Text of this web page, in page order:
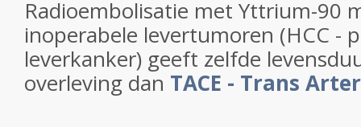
Radioembolisatie met Yttrium-90
inoperabele levertumoren (HCC -
leverkanker) geeft zelfde
overleving dan TACE - Trans